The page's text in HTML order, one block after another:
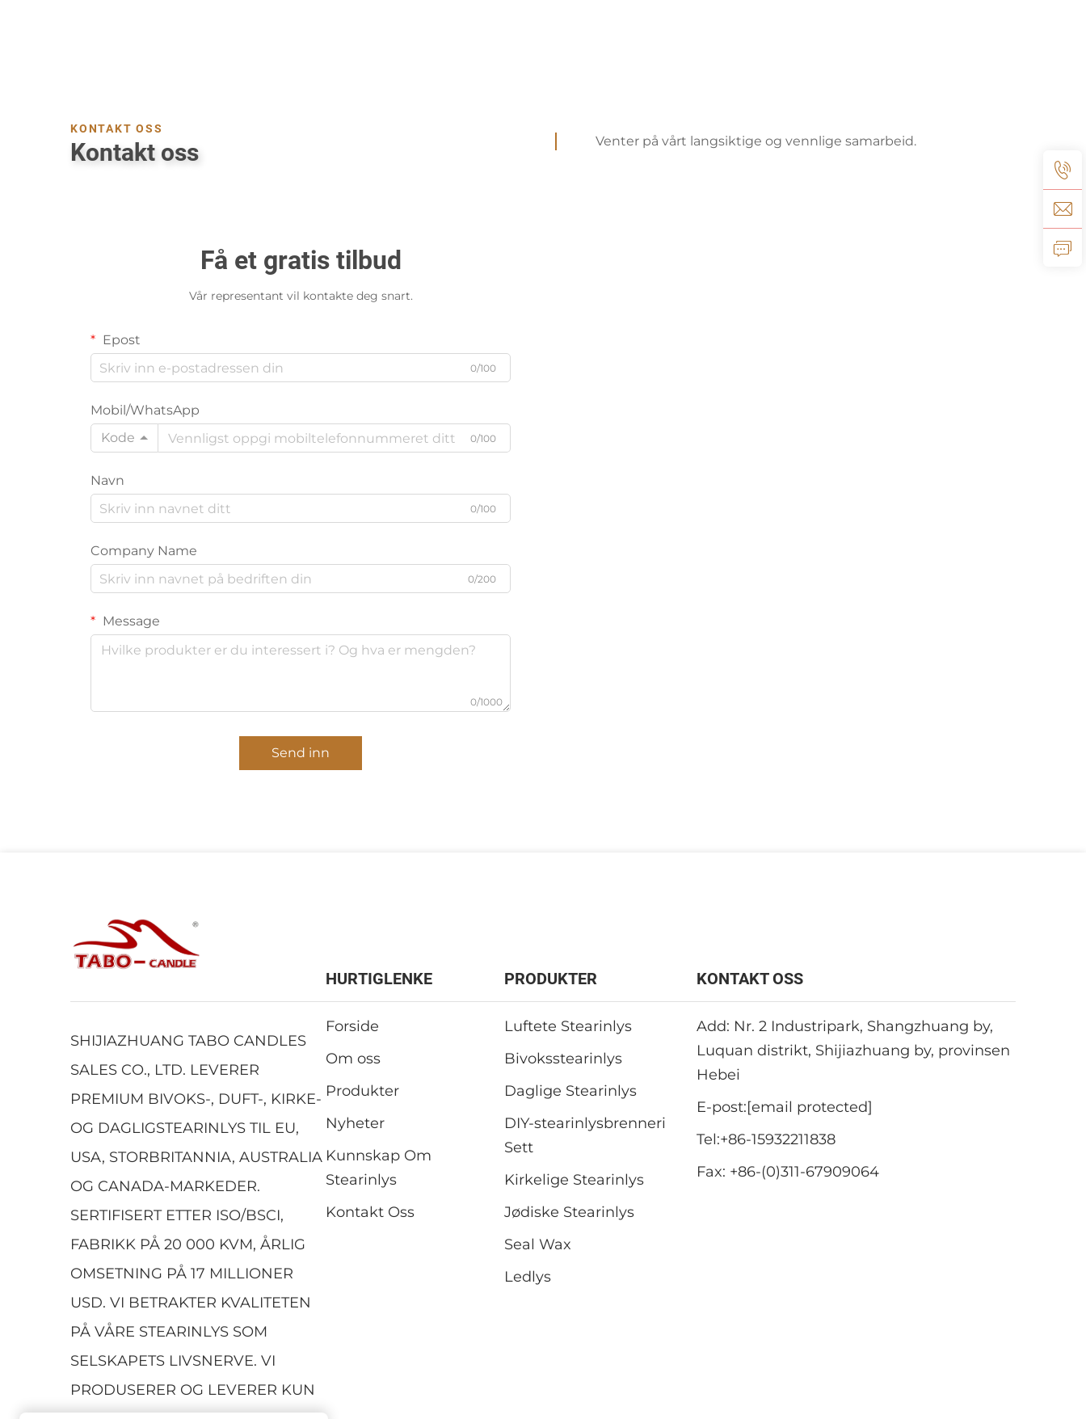
KONTAKT OSS
Kontakt oss Venter på vårt langsiktige og vennlige samarbeid.
Få et gratis tilbud
Vår representant vil kontakte deg snart.
Epost
0/100
Mobil/WhatsApp
Kode
0/100
Navn
0/100
Company Name
0/200
Message
0/1000
Send inn
SHIJIAZHUANG TABO CANDLES
SALES CO., LTD. LEVERER
PREMIUM BIVOKS-, DUFT-, KIRKE-
OG DAGLIGSTEARINLYS TIL EU,
USA, STORBRITANNIA, AUSTRALIA
OG CANADA-MARKEDER.
SERTIFISERT ETTER ISO/BSCI,
FABRIKK PÅ 20 000 KVM, ÅRLIG
OMSETNING PÅ 17 MILLIONER
USD. VI BETRAKTER KVALITETEN
PÅ VÅRE STEARINLYS SOM
SELSKAPETS LIVSNERVE. VI
PRODUSERER OG LEVERER KUN
HURTIGLENKE
Forside
Om oss
Produkter
Nyheter
Kunnskap Om
Stearinlys
Kontakt Oss
PRODUKTER
Luftete Stearinlys
Bivoksstearinlys
Daglige Stearinlys
DIY-stearinlysbrenneri
Sett
Kirkelige Stearinlys
Jødiske Stearinlys
Seal Wax
Ledlys
KONTAKT OSS
Add: Nr. 2 Industripark, Shangzhuang by,
Luquan distrikt, Shijiazhuang by, provinsen
Hebei
E-post:[email protected]
Tel:+86-15932211838
Fax: +86-(0)311-67909064